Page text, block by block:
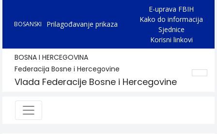
BOSANSKI Prilagođavanje prikaza
E-uprava FBIH
Kako do informacija
Sjednice
Korisni linkovi
BOSNA I HERCEGOVINA
Federacija Bosne i Hercegovine
Vlada Federacije Bosne i Hercegovine